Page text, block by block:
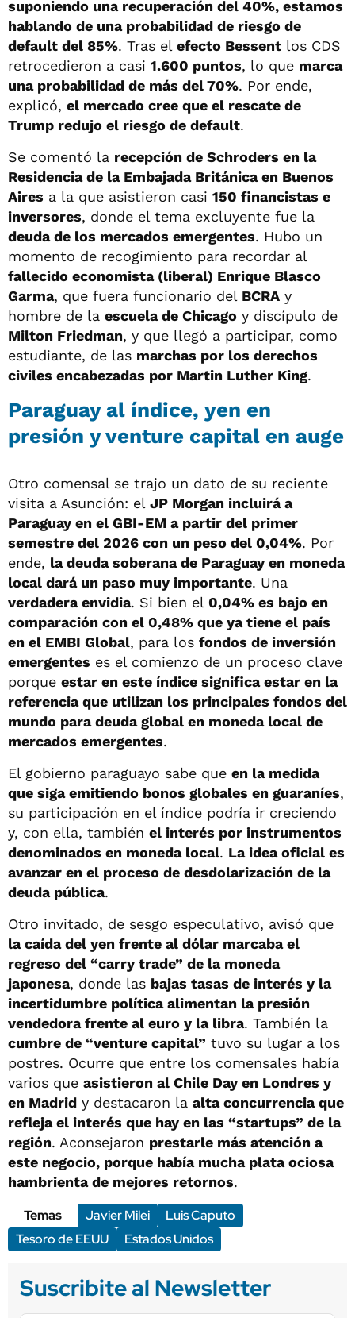
suponiendo una recuperación del 40%, estamos
hablando de una probabilidad de riesgo de
default del 85%. Tras el efecto Bessent los CDS
retrocedieron a casi 1.600 puntos, lo que marca
una probabilidad de más del 70%. Por ende,
explicó, el mercado cree que el rescate de
Trump redujo el riesgo de default.
Se comentó la recepción de Schroders en la
Residencia de la Embajada Británica en Buenos
Aires a la que asistieron casi 150 financistas e
inversores, donde el tema excluyente fue la
deuda de los mercados emergentes. Hubo un
momento de recogimiento para recordar al
fallecido economista (liberal) Enrique Blasco
Garma, que fuera funcionario del BCRA y
hombre de la escuela de Chicago y discípulo de
Milton Friedman, y que llegó a participar, como
estudiante, de las marchas por los derechos
civiles encabezadas por Martin Luther King.
Paraguay al índice, yen en
presión y venture capital en auge
Otro comensal se trajo un dato de su reciente
visita a Asunción: el JP Morgan incluirá a
Paraguay en el GBI-EM a partir del primer
semestre del 2026 con un peso del 0,04%. Por
ende, la deuda soberana de Paraguay en moneda
local dará un paso muy importante. Una
verdadera envidia. Si bien el 0,04% es bajo en
comparación con el 0,48% que ya tiene el país
en el EMBI Global, para los fondos de inversión
emergentes es el comienzo de un proceso clave
porque estar en este índice significa estar en la
referencia que utilizan los principales fondos del
mundo para deuda global en moneda local de
mercados emergentes.
El gobierno paraguayo sabe que en la medida
que siga emitiendo bonos globales en guaraníes,
su participación en el índice podría ir creciendo
y, con ella, también el interés por instrumentos
denominados en moneda local. La idea oficial es
avanzar en el proceso de desdolarización de la
deuda pública.
Otro invitado, de sesgo especulativo, avisó que
la caída del yen frente al dólar marcaba el
regreso del “carry trade” de la moneda
japonesa, donde las bajas tasas de interés y la
incertidumbre política alimentan la presión
vendedora frente al euro y la libra. También la
cumbre de “venture capital” tuvo su lugar a los
postres. Ocurre que entre los comensales había
varios que asistieron al Chile Day en Londres y
en Madrid y destacaron la alta concurrencia que
refleja el interés que hay en las “startups” de la
región. Aconsejaron prestarle más atención a
este negocio, porque había mucha plata ociosa
hambrienta de mejores retornos.
Temas
Javier Milei
Luis Caputo
Tesoro de EEUU
Estados Unidos
Suscribite al Newsletter